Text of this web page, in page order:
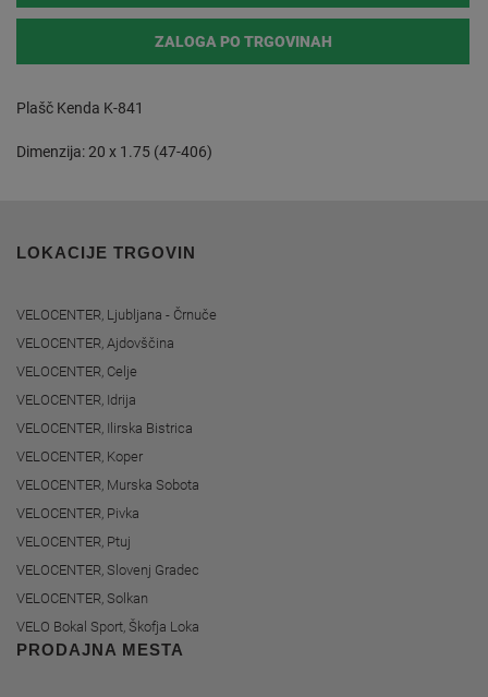
ZALOGA PO TRGOVINAH
Plašč Kenda K-841
Dimenzija: 20 x 1.75 (47-406)
LOKACIJE TRGOVIN
VELOCENTER, Ljubljana - Črnuče
VELOCENTER, Ajdovščina
VELOCENTER, Celje
VELOCENTER, Idrija
VELOCENTER, Ilirska Bistrica
VELOCENTER, Koper
VELOCENTER, Murska Sobota
VELOCENTER, Pivka
VELOCENTER, Ptuj
VELOCENTER, Slovenj Gradec
VELOCENTER, Solkan
VELO Bokal Sport, Škofja Loka
PRODAJNA MESTA